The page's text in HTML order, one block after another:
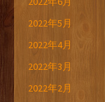
2022年5月
2022年4月
2022年3月
2022年2月